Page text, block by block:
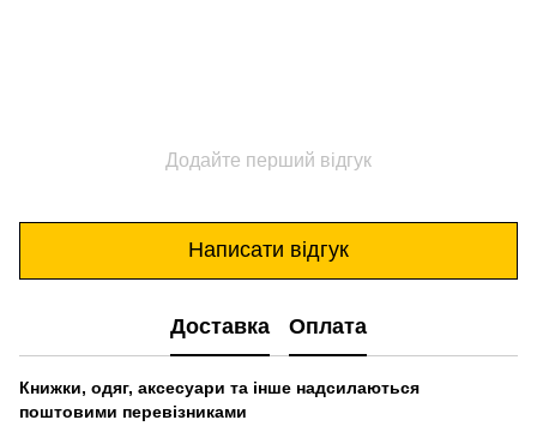
Додайте перший відгук
Написати відгук
Доставка Оплата
Книжки, одяг, аксесуари та інше надсилаються
поштовими перевізниками